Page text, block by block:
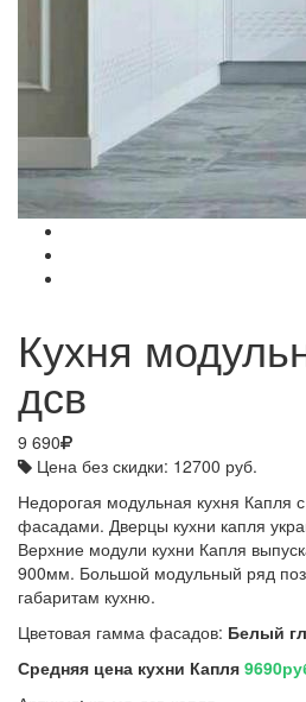
Кухня
дсв
9 690
Цена без скидки: 12700 руб.
Недорогая модульная кухня Капля
фасадами. Дверцы кухни капля
Верхние модули кухни Капля
900мм. Большой модульный ряд
габаритам кухню.
Цветовая гамма фасадов: Белый
Средняя цена кухни Капля